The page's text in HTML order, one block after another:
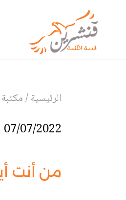
الرئيسية/
07/07/2022 |
من أنت